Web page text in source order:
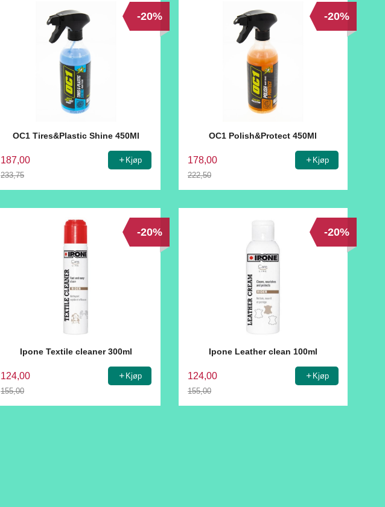
OC1 Tires&Plastic Shine 450Ml
187,00
233,75
-20%
Kjøp
OC1 Polish&Protect 450Ml
178,00
222,50
-20%
Kjøp
Ipone Textile cleaner 300ml
124,00
155,00
-20%
Kjøp
Ipone Leather clean 100ml
124,00
155,00
-20%
Kjøp